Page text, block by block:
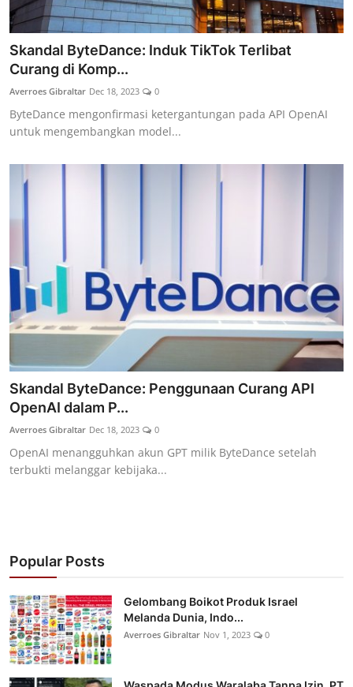
Skandal ByteDance: Induk TikTok Terlibat
Curang di Komp...
Averroes Gibraltar Dec 18, 2023 0
ByteDance mengonfirmasi ketergantungan pada API OpenAI
untuk mengembangkan model...
Skandal ByteDance: Penggunaan Curang API
OpenAI dalam P...
Averroes Gibraltar Dec 18, 2023 0
OpenAI menangguhkan akun GPT milik ByteDance setelah
terbukti melanggar kebijaka...
Popular Posts
Gelombang Boikot Produk Israel
Melanda Dunia, Indo...
Averroes Gibraltar Nov 1, 2023 0